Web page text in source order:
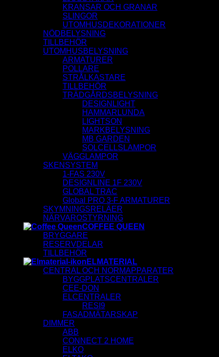
KRANSAR OCH GRANAR
SLINGOR
UTOMHUSDEKORATIONER
NÖDBELYSNING
TILLBEHÖR
UTOMHUSBELYSNING
ARMATURER
POLLARE
STRÅLKASTARE
TILLBEHÖR
TRÄDGÅRDSBELYSNING
DESIGNLIGHT
HAMMARLUNDA
LIGHTSON
MARKBELYSNING
MB GARDEN
SOLCELLSLAMPOR
VÄGGLAMPOR
SKENSYSTEM
1-FAS 230V
DESIGNLINE 1F 230V
GLOBAL TRAC
Global PRO 3-F ARMATURER
SKYMNINGSRELÄER
NÄRVAROSTYRNING
COFFEE QUEEN
BRYGGARE
RESERVDELAR
TILLBEHÖR
ELMATERIAL
CENTRAL OCH NORMAPPARATER
BYGGPLATSCENTRALER
CEE-DON
ELCENTRALER
RESI9
FASADMÄTARSKAP
DIMMER
ABB
CONNECT 2 HOME
ELKO